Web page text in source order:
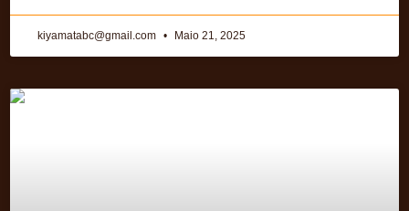
kiyamatabc@gmail.com Maio 21, 2025